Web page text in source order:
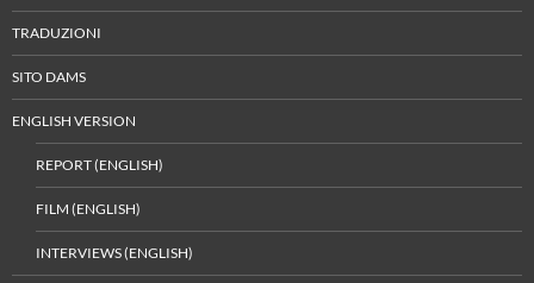
TRADUZIONI
SITO DAMS
ENGLISH VERSION
REPORT (ENGLISH)
FILM (ENGLISH)
INTERVIEWS (ENGLISH)